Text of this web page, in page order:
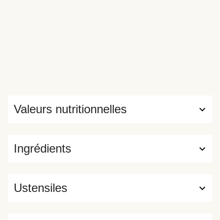
Ingrédients
Valeurs nutritionnelles
Ustensiles